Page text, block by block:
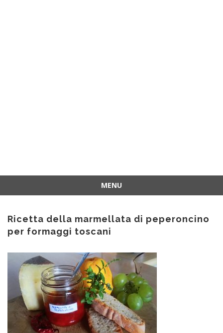
MENU
contenuto
Ricetta della marmellata di peperoncino
per formaggi toscani